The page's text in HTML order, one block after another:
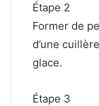
Étape 2
Former de
d’une
glace.
Étape 3